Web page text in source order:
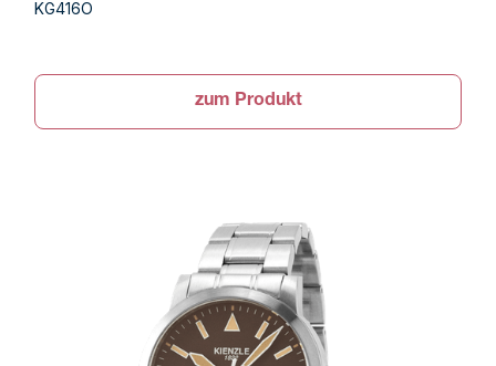
KG416O
zum Produkt